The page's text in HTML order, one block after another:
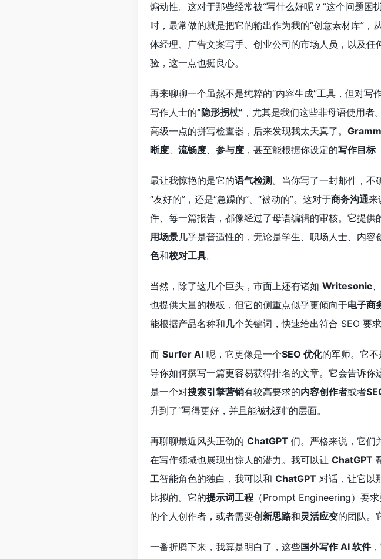
煽动性。这对于那些经常被“写什么好呢？”这个问题困
时，最常做的就是把它的输出作为我的“创意素材库”
体经理、广告文案写手、创业公司的市场人员，以及任
验，这一点也挺良心。
再来聊聊一个虽然不是纯粹的“内容生成”工具，但对
写作人士的“隐形拐杖” ，尤其是我们这些非母语使用
高级一点的拼写检查器，后来发现我太天真了。
晰度、 流畅度、 参与度 ，甚至能根据你设定的写作目标
最让我惊艳的是它的语气检测 。当你写了一封邮件，不
“友好的”，还是“急躁的”、“被动的”。这对于商务沟通来
件、每一篇报告，都像经过了母语编辑的审核。它提供
用场景几乎是普适性的，无论是学生、职场人士、内
色和校对工具。
当然，除了这几个巨头，市面上还有诸如 Writesonic、
也提供大量的模板，但它的侧重点似乎更倾向于电子商
能根据产品名称和几个关键词，快速给出符合 SEO 要
而 Surfer AI 呢，它更像是一个SEO 优化的军师。它
导你如何撰写一篇更容易获得排名的文章。它会告诉
是一个对搜索引擎营销有较高要求的内容创作者或者
升到了“写得更好，并且能被找到”的层面。
再聊聊最近风头正劲的 ChatGPT 们。严格来说，它们
在写作领域也展现出惊人的潜力。我可以让 ChatGPT
工智能角色的独白，我可以和 ChatGPT 对话，让它以
比拟的。它的提示词工程 （Prompt Engineering）要
的个人创作者，或者需要创新思路和灵活应变的团队。
一番折腾下来，我算是明白了，这些国外写作 AI 软件